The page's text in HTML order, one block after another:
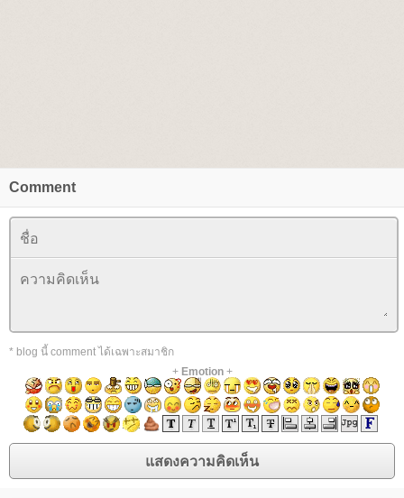
Comment
* blog นี้ comment ได้เฉพาะสมาชิก
+ Emotion+